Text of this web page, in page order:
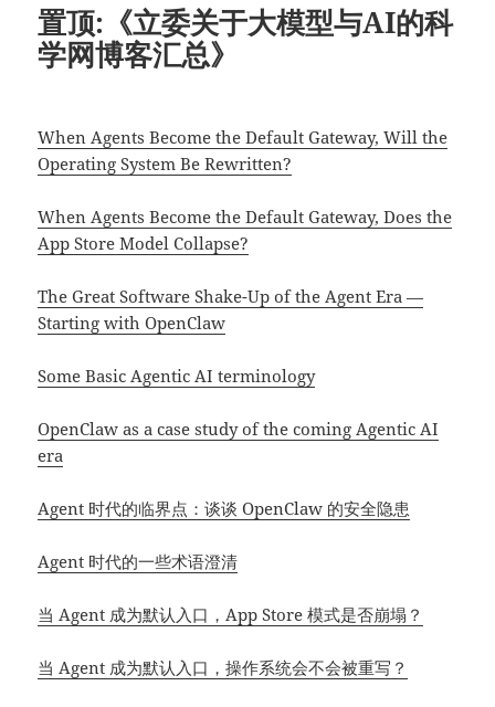
置顶:《立委关于大模型与AI的科
学网博客汇总》
When Agents Become the Default Gateway, Will the
Operating System Be Rewritten?
When Agents Become the Default Gateway, Does the
App Store Model Collapse?
The Great Software Shake-Up of the Agent Era —
Starting with OpenClaw
Some Basic Agentic AI terminology
OpenClaw as a case study of the coming Agentic AI
era
Agent 时代的临界点：谈谈 OpenClaw 的安全隐患
Agent 时代的一些术语澄清
当 Agent 成为默认入口，App Store 模式是否崩塌？
当 Agent 成为默认入口，操作系统会不会被重写？